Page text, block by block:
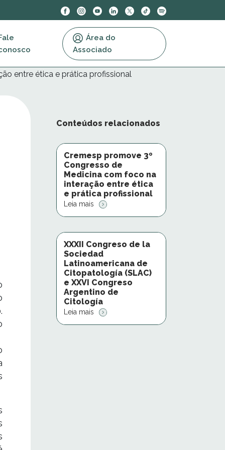
Área do
Associado
entre ética e prática profissional
Conteúdos relacionados
Cremesp promove 3º
Congresso de
Medicina com foco na
interação entre ética
e prática profissional
Leia mais
XXXII Congreso de la
Sociedad
Latinoamericana de
Citopatología (SLAC)
e XXVI Congreso
Argentino de
Citología
Leia mais